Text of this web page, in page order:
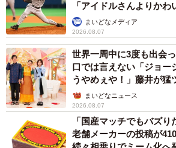
「アイドルさんよりか
か」まいどなメディア
2026.08.07
世界一周中に3度も出会
口では言えない「ジョー
うやめぇや！」藤井が猛
ん】まいどなニュース
2026.08.07
「国産マッチでもバズり
老舗メーカーの投稿が